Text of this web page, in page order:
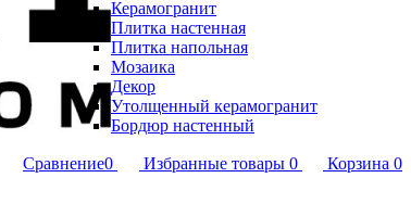
Сравнение0 Избранные товары 0 Корзина 0
Керамогранит
Плитка настенная
Плитка напольная
Мозаика
Декор
Утолщенный керамогранит
Бордюр настенный